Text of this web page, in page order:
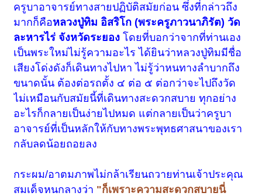
ครูบาอาจารย์ทางสายปฏิบัติสมัยก่อน ซึ่งที่กล่าวถึง
มากก็คือหลวงปู่ทิม อิสริโก (พระครูภาวนาภิรัต) วัด
ละหารไร่ จังหวัดระยอง โดยที่บอกว่าจากที่ท่านเอง
เป็นพระใหม่ไม่รู้ความอะไร ได้ยินว่าหลวงปู่ทิมมีชื่อ
เสียงโด่งดังก็เดินทางไปหา ไม่รู้ว่าหนทางลำบากถึง
ขนาดนั้น ต้องต่อรถตั้ง ๔ ต่อ ๕ ต่อกว่าจะไปถึงวัด
ไม่เหมือนกับสมัยนี้ที่เดินทางสะดวกสบาย ทุกอย่าง
อะไรก็กลายเป็นง่ายไปหมด แต่กลายเป็นว่าครูบา
อาจารย์ที่เป็นหลักให้กับทางพระพุทธศาสนาของเรา
กลับลดน้อยถอยลง
กระผม/อาตมภาพไม่กล้าเรียนถวายท่านเจ้าประคุณ
สมเด็จหนกลางว่า "ก็เพราะความสะดวกสบายนี่